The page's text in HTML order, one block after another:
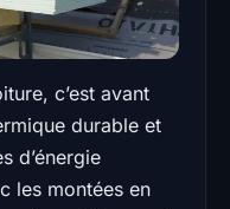
c’est avant
durable et
d’énergie
les montées en